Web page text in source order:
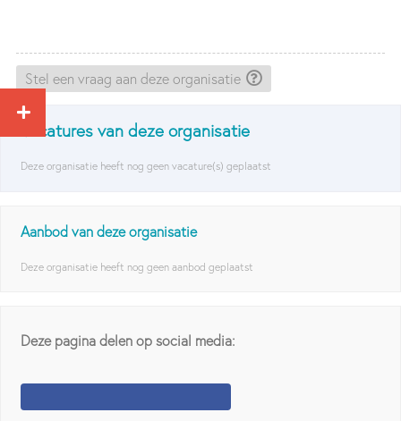
Stel een vraag aan deze organisatie
Vacatures van deze organisatie
Deze organisatie heeft nog geen vacature(s) geplaatst
Aanbod van deze organisatie
Deze organisatie heeft nog geen aanbod geplaatst
Deze pagina delen op social media: